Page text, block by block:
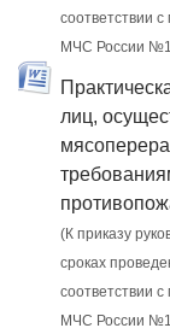
соответствии
МЧС России
лиц,
(К приказу
сроках
соответствии
МЧС России